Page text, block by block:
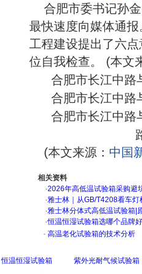
合肥市委书记孙
最快速度向媒体通
工程建设提出了六
位自我检查。 (本文
合肥市长江中路
合肥市长江中路
合肥市长江中路
(本文来源： 中国
相关资料
·2026年高低温试验箱采购
·雅士林｜从GB/T4208看车
·雅士林分体式高低温试验箱|
·恒温恒湿试验箱选哪个品牌
· 高温老化试验箱的技术分析
恒温恒湿试验箱
紫外光耐气候试验箱